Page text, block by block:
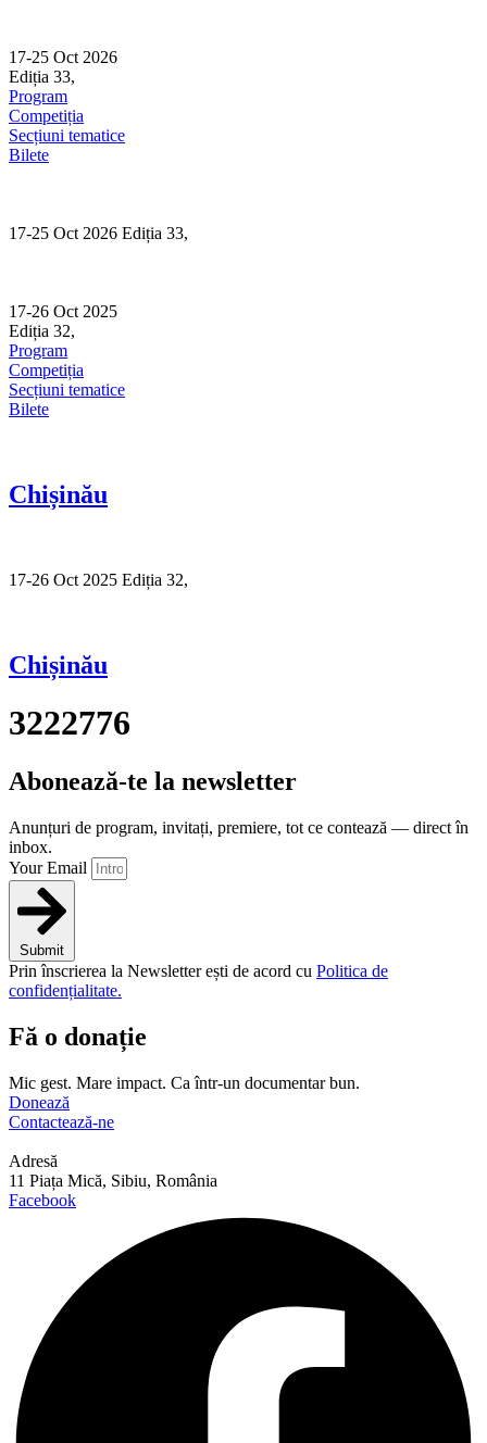
content
17-25 Oct 2026
Ediția 33,
Program
Competiția
Secțiuni tematice
Bilete
17-25 Oct 2026 Ediția 33,
17-26 Oct 2025
Ediția 32,
Program
Competiția
Secțiuni tematice
Bilete
Chișinău
17-26 Oct 2025 Ediția 32,
Chișinău
3222776
Abonează-te la newsletter
Anunțuri de program, invitați, premiere, tot ce contează — direct în
inbox.
Your Email
Submit
Prin înscrierea la Newsletter ești de acord cu Politica de
confidențialitate.
Fă o donație
Mic gest. Mare impact. Ca într-un documentar bun.
Donează
Contactează-ne
Adresă
11 Piața Mică, Sibiu, România
Facebook